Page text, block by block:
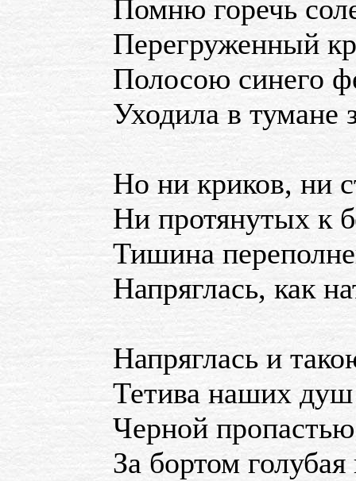
Помню горечь
Перегруженный
Полосою синего
Уходила в тумане
Но ни криков, ни
Ни протянутых к
Тишина
Напряглась, как
Напряглась и
Тетива наших душ
Черной
За бортом голубая